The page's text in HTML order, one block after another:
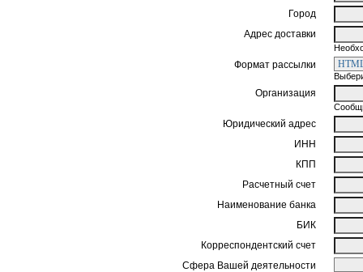
Город
Адрес доставки
Формат рассылки
Организация
Юридический адрес
ИНН
КПП
Расчетный счет
Наименование банка
БИК
Корреспондентский счет
Сфера Вашей деятельности